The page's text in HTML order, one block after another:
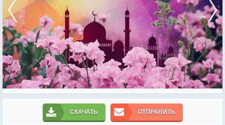
СКАЧАТЬ ОТПРАВИТЬ